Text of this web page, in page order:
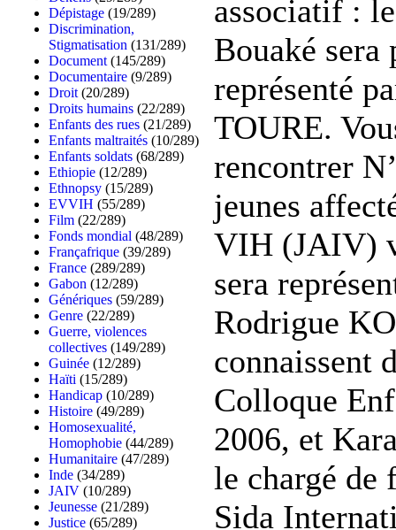
Dépistage (19/289)
Discrimination,
Stigmatisation (131/289)
Document (145/289)
Documentaire (9/289)
Droit (20/289)
Droits humains (22/289)
Enfants des rues (21/289)
Enfants maltraités (10/289)
Enfants soldats (68/289)
Ethiopie (12/289)
Ethnopsy (15/289)
EVVIH (55/289)
Film (22/289)
Fonds mondial (48/289)
Françafrique (39/289)
France (289/289)
Gabon (12/289)
Génériques (59/289)
Genre (22/289)
Guerre, violences
collectives (149/289)
Guinée (12/289)
Haïti (15/289)
Handicap (10/289)
Histoire (49/289)
Homosexualité,
Homophobie (44/289)
Humanitaire (47/289)
Inde (34/289)
JAIV (10/289)
Jeunesse (21/289)
Justice (65/289)
associatif :
Bouaké sera
représenté
TOURE.
rencontrer
jeunes
VIH (JAIV)
sera
Rodrigue
connaissent
Colloque
2006, et
le chargé de
Sida